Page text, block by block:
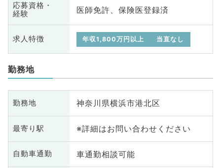
応募資格・
経験
医師免許、保険医登録済
求人特徴 年収1,800万円以上 当直なし
勤務地
勤務地 神奈川県横浜市港北区
最寄り駅 ※詳細はお問い合わせください
自動車通勤 車通勤相談可能